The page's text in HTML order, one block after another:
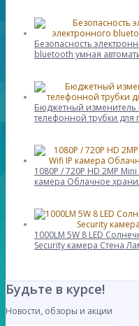
Безопасность
bluetooth умная
Бюджетный изменитель
телефонной трубки для
1080P / 720P HD 2MP
камера Облачное
1000LM 5W 8 LED
Security камера Стена
Будьте в курсе!
Новости, обзоры и акции